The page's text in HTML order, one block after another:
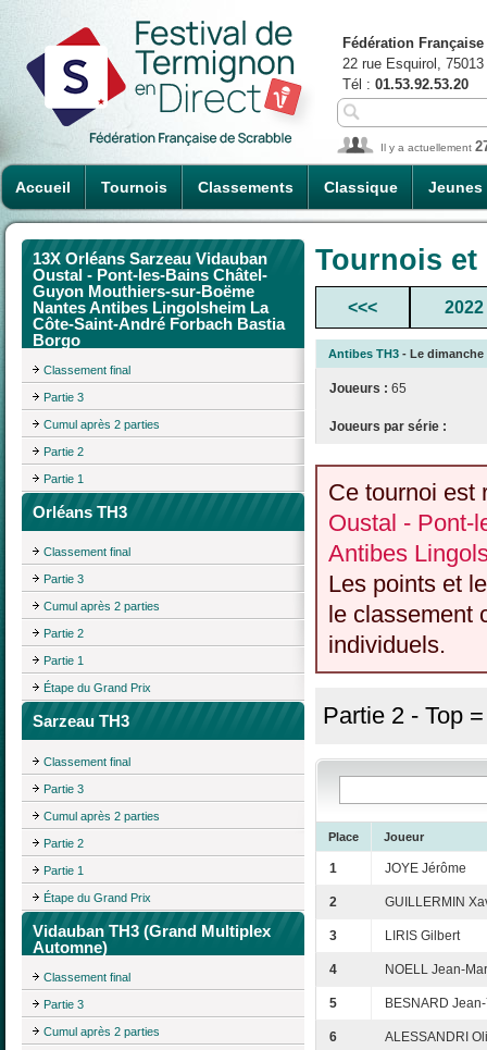
Accueil Tournois Classements Classique Jeunes
Fédération
22 rue Esquirol,
Tél : 01.53.92.53.20
Il y a actuellement
13X Orléans Sarzeau Vidauban
Oustal - Pont-les-Bains Châtel-
Guyon Mouthiers-sur-Boëme
Nantes Antibes Lingolsheim La
Côte-Saint-André Forbach Bastia
Borgo
Classement final
Partie 3
Cumul après 2 parties
Partie 2
Partie 1
Orléans TH3
Classement final
Partie 3
Cumul après 2 parties
Partie 2
Partie 1
Étape du Grand Prix
Sarzeau TH3
Classement final
Partie 3
Cumul après 2 parties
Partie 2
Partie 1
Étape du Grand Prix
Vidauban TH3 (Grand Multiplex
Automne)
Classement final
Partie 3
Cumul après 2 parties
Tournois
<<< 2022
Antibes TH3 - Le dimanche
Joueurs : 65
Joueurs par série :
Ce tournoi est
Oustal - Pont-
Antibes
Les points et
le classement
individuels.
Partie 2 - Top
Place Joueur
1 JOYE Jérôme
2 GUILLERMIN
3 LIRIS Gilbert
4 NOELL Jean-
5 BESNARD
6 ALESSANDRI